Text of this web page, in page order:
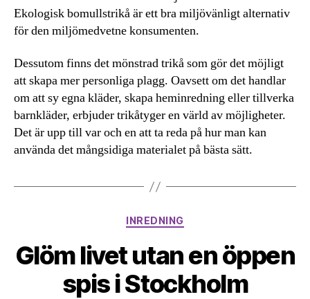
Ekologisk bomullstrikå är ett bra miljövänligt alternativ
för den miljömedvetne konsumenten.
Dessutom finns det mönstrad trikå som gör det möjligt
att skapa mer personliga plagg. Oavsett om det handlar
om att sy egna kläder, skapa heminredning eller tillverka
barnkläder, erbjuder trikåtyger en värld av möjligheter.
Det är upp till var och en att ta reda på hur man kan
använda det mångsidiga materialet på bästa sätt.
Kategorier
INREDNING
Glöm livet utan en öppen
spis i Stockholm